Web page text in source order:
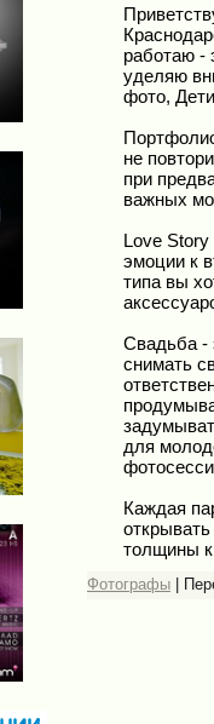
работаю -
уделяю
фото,
не
при
важных
Love
эмоции к
типа вы
Свадьба -
снимать
для
Каждая
толщины
Фотографы |